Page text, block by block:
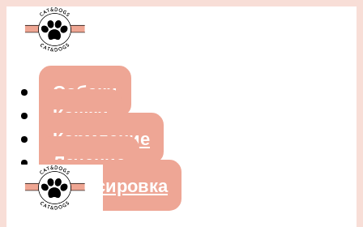
Собаки
Кошки
Кормление
Лечение
Дрессировка